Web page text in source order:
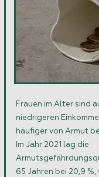
Frauen im Alter sind
niedrigeren
häufiger von Armut
Im Jahr 2021 lag die
65 Jahren bei 20,9